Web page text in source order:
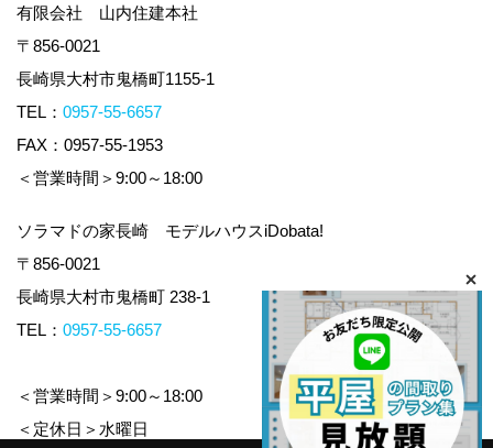
有限会社 山内住建本社
〒856-0021
長崎県大村市鬼橋町1155-1
TEL： 0957-55-6657
FAX：0957-55-1953
＜営業時間＞9:00～18:00
ソラマドの家長崎 モデルハウスiDobata!
〒856-0021
長崎県大村市鬼橋町 238-1
TEL： 0957-55-6657
＜営業時間＞9:00～18:00
＜定休日＞水曜日